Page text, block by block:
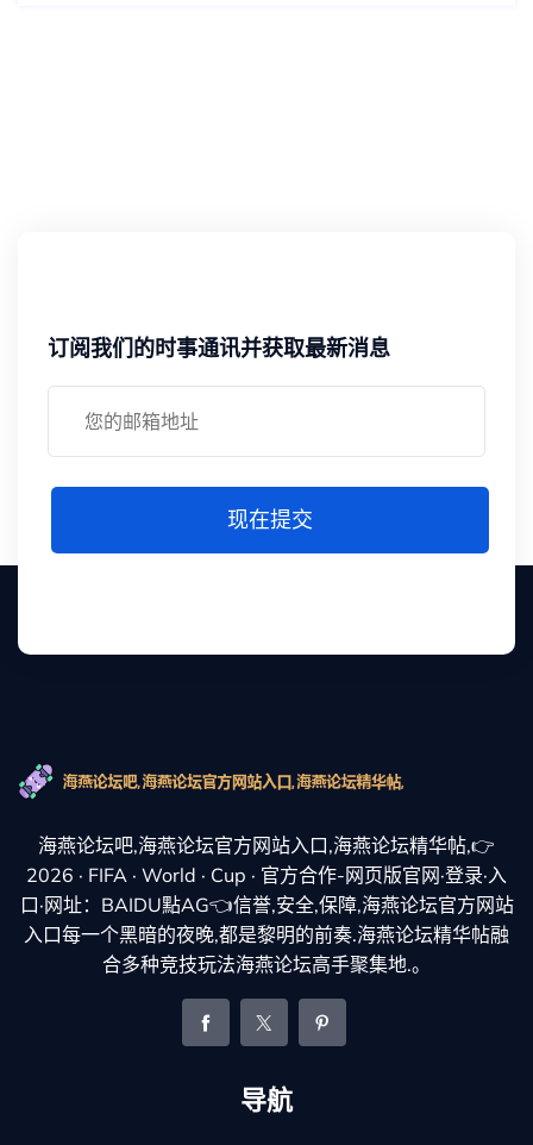
订阅我们的时事通讯并获取最新消息
现在提交
海燕论坛吧,海燕论坛官方网站入口,海燕论坛精华帖,👉
2026 · FIFA · World · Cup · 官方合作-网页版官网·登录·入
口·网址：BAIDU點AG👈信誉,安全,保障,海燕论坛官方网站
入口每一个黑暗的夜晚,都是黎明的前奏.海燕论坛精华帖融
合多种竞技玩法海燕论坛高手聚集地.。
导航